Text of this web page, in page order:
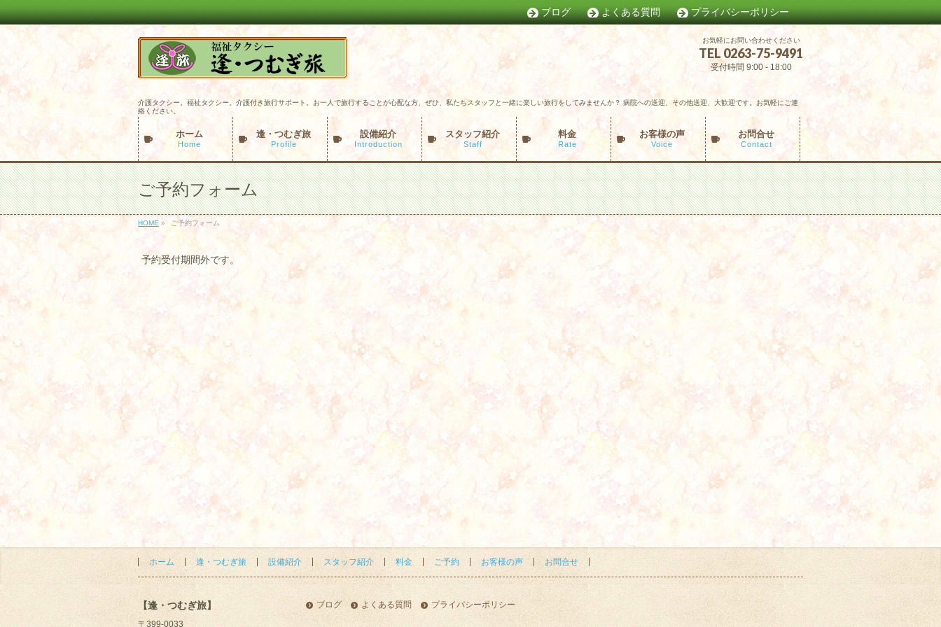
ブログ よくある質問 プライバシーポリシー
お気軽にお問い合わせください
TEL 0263-75-9491
受付時間 9:00 - 18:00
介護タクシー。福祉タクシー。介護付き旅行サポート。お一人で旅行することが心配な方、ぜひ、私たちスタッフと一緒に楽しい旅行をしてみませんか？ 病院への送迎、その他送迎、大歓迎です。お気軽にご連
絡ください。
ホーム
Home
逢・つむぎ旅
Profile
設備紹介
Introduction
スタッフ紹介
Staff
料金
Rate
お客様の声
Voice
お問合せ
Contact
ご予約フォーム
HOME » ご予約フォーム
予約受付期間外です。
ホーム 逢・つむぎ旅 設備紹介 スタッフ紹介 料金 ご予約 お客様の声 お問合せ
【逢・つむぎ旅】
〒399-0033
ブログ よくある質問 プライバシーポリシー